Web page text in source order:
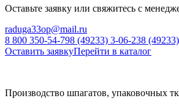
Оставьте заявку или свяжитесь с
raduga33op@mail.ru
8 800 350-54-798 (49233) 3-06-238
Оставить заявкуПерейти в каталог
Производство шпагатов, упаковочных